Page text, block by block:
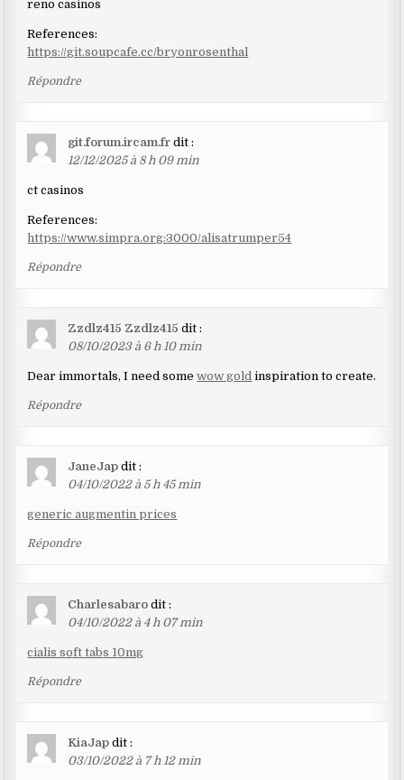
reno casinos
References:
https://git.soupcafe.cc/bryonrosenthal
Répondre
git.forum.ircam.fr dit :
12/12/2025 à 8 h 09 min
ct casinos
References:
https://www.simpra.org:3000/alisatrumper54
Répondre
Zzdlz415 Zzdlz415 dit :
08/10/2023 à 6 h 10 min
Dear immortals, I need somewow gold inspiration to create.
Répondre
JaneJap dit :
04/10/2022 à 5 h 45 min
generic augmentin prices
Répondre
Charlesabaro dit :
04/10/2022 à 4 h 07 min
cialis soft tabs 10mg
Répondre
KiaJap dit :
03/10/2022 à 7 h 12 min